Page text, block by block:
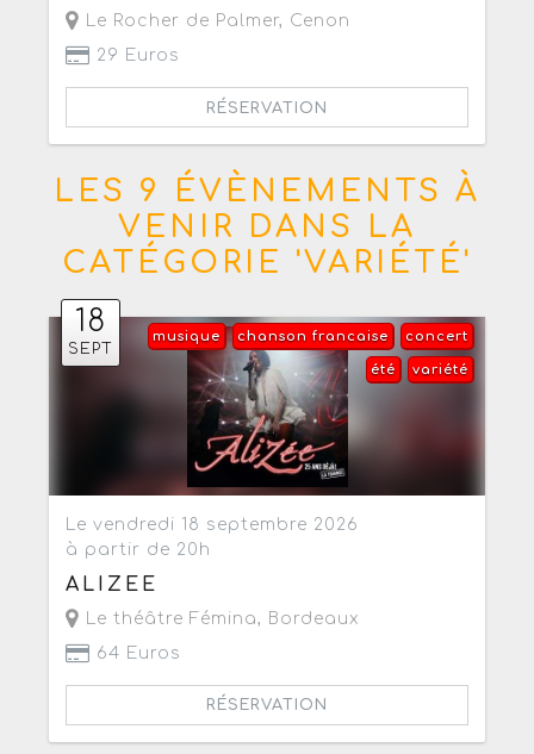
Le Rocher de Palmer, Cenon
29 Euros
RÉSERVATION
LES 9 ÉVÈNEMENTS À
VENIR DANS LA
CATÉGORIE 'VARIÉTÉ'
18
SEPT
concert
chanson francaise
musique
variété
été
Le vendredi 18 septembre 2026
à partir de 20h
ALIZEE
Le théâtre Fémina, Bordeaux
64 Euros
RÉSERVATION